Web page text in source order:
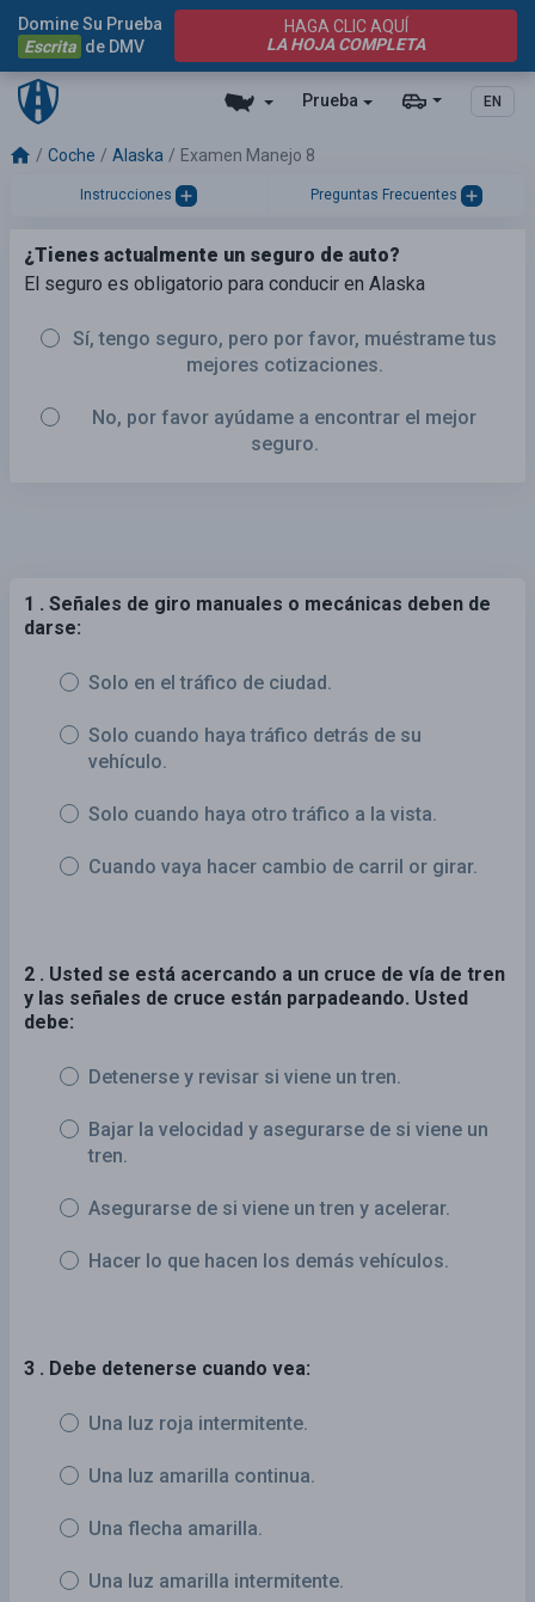
Prueba EN
Domine Su Prueba
Escrita de DMV
HAGA CLIC AQUÍ
LA HOJA COMPLETA
Coche Alaska Examen Manejo 8
Instrucciones Preguntas Frecuentes
¿Tienes actualmente un seguro de auto?
El seguro es obligatorio para conducir en Alaska
Sí, tengo seguro, pero por favor, muéstrame tus
mejores cotizaciones.
No, por favor ayúdame a encontrar el mejor
seguro.
1 . Señales de giro manuales o mecánicas deben de
darse:
Solo en el tráfico de ciudad.
Solo cuando haya tráfico detrás de su
vehículo.
Solo cuando haya otro tráfico a la vista.
Cuando vaya hacer cambio de carril or girar.
2 . Usted se está acercando a un cruce de vía de tren
y las señales de cruce están parpadeando. Usted
debe:
Detenerse y revisar si viene un tren.
Bajar la velocidad y asegurarse de si viene un
tren.
Asegurarse de si viene un tren y acelerar.
Hacer lo que hacen los demás vehículos.
3 . Debe detenerse cuando vea:
Una luz roja intermitente.
Una luz amarilla continua.
Una flecha amarilla.
Una luz amarilla intermitente.